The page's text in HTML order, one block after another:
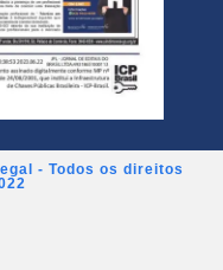
- Todos os direitos